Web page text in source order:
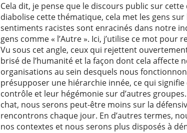
Cela dit, je pense que le discours public sur
diabolise cette thématique, cela met les gens
sentiments racistes sont enracinés dans notre
gens comme « l’Autre ». Ici, j’utilise ce mot pour
Vu sous cet angle, ceux qui rejettent
brisé de l’humanité et la façon dont cela affecte
organisations au sein desquels nous
présupposer une hiérarchie innée, ce qui
contrôle et leur hégémonie sur d’autres
chat, nous serons peut-être moins sur la
rencontrons chaque jour. En d’autres termes,
nos contextes et nous serons plus disposés à